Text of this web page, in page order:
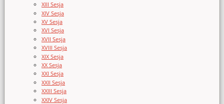
XIII Sesja
XIV Sesja
XV Sesja
XVI Sesja
XVII Sesja
XVIII Sesja
XIX Sesja
XX Sesja
XXI Sesja
XXII Sesja
XXIII Sesja
XXIV Sesja